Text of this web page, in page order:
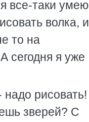
все-таки умею
волка, и
то на
сегодня я уже
рисовать!
зверей? С